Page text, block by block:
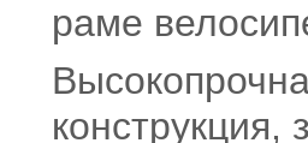
раме
конструкция,